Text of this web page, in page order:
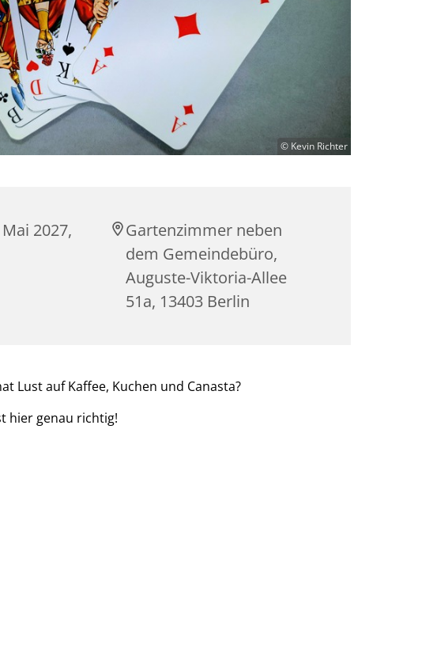
© Kevin Richter
2027,
Gartenzimmer neben
dem Gemeindebüro,
Auguste-Viktoria-Allee
51a, 13403 Berlin
Lust auf Kaffee, Kuchen und Canasta?
hier genau richtig!